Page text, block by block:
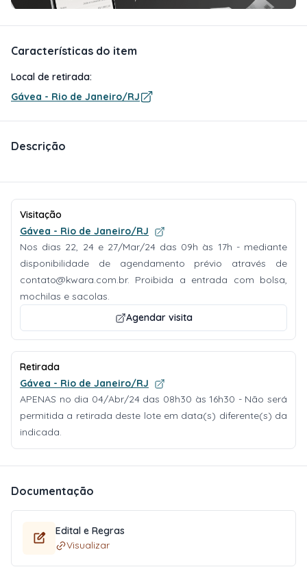
Características do item
Local de retirada:
Gávea - Rio de Janeiro/RJ
Descrição
Visitação
Gávea - Rio de Janeiro/RJ
Nos dias 22, 24 e 27/Mar/24 das 09h às 17h - mediante
disponibilidade de agendamento prévio através de
contato@kwara.com.br. Proibida a entrada com bolsa,
mochilas e sacolas.
Agendar visita
Retirada
Gávea - Rio de Janeiro/RJ
APENAS no dia 04/Abr/24 das 08h30 às 16h30 - Não será
permitida a retirada deste lote em data(s) diferente(s) da
indicada.
Documentação
Edital e Regras
Visualizar